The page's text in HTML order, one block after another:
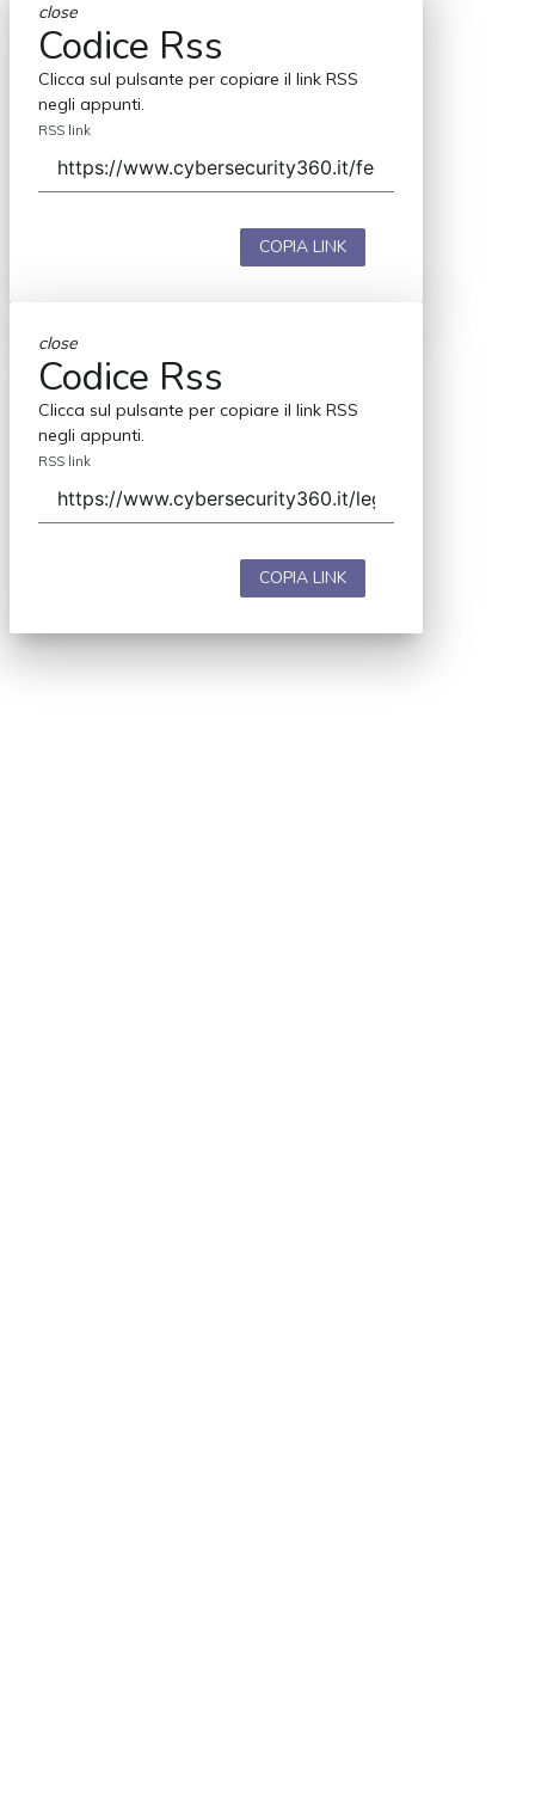
close
Codice Rss
Clicca sul pulsante per copiare il link RSS
negli appunti.
RSS link
COPIA LINK
close
Codice Rss
Clicca sul pulsante per copiare il link RSS
negli appunti.
RSS link
COPIA LINK